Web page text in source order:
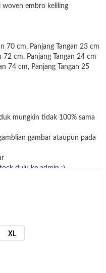
woven embro keliling
70 cm, Panjang Tangan 23 cm
72 cm, Panjang Tangan 24 cm
74 cm, Panjang Tangan 25
mungkin tidak 100% sama
gambar ataupun pada
dulu ke admin :)
XL